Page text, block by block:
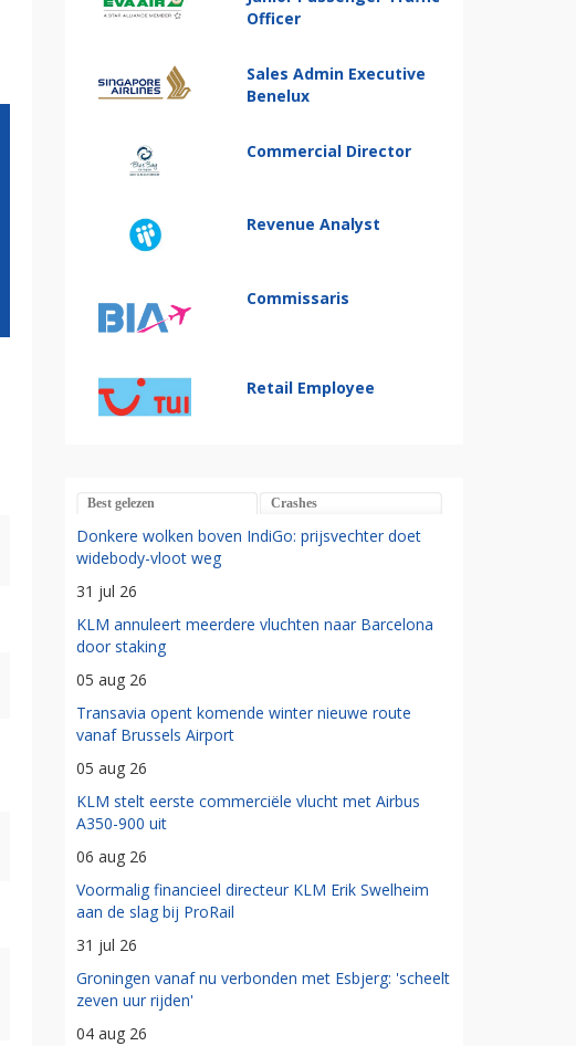
Officer
Sales Admin Executive
Benelux
Commercial Director
Revenue Analyst
Commissaris
Retail Employee
Best gelezen Crashes
Donkere wolken boven IndiGo: prijsvechter doet
widebody-vloot weg
31 jul 26
KLM annuleert meerdere vluchten naar Barcelona
door staking
05 aug 26
Transavia opent komende winter nieuwe route
vanaf Brussels Airport
05 aug 26
KLM stelt eerste commerciële vlucht met Airbus
A350-900 uit
06 aug 26
Voormalig financieel directeur KLM Erik Swelheim
aan de slag bij ProRail
31 jul 26
Groningen vanaf nu verbonden met Esbjerg: 'scheelt
zeven uur rijden'
04 aug 26